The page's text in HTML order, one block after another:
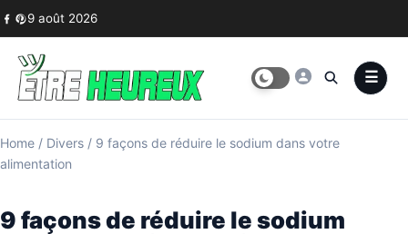
Skip to content
9 août 2026
Home / Divers / 9 façons de réduire le sodium dans votre
alimentation
9 façons de réduire le sodium